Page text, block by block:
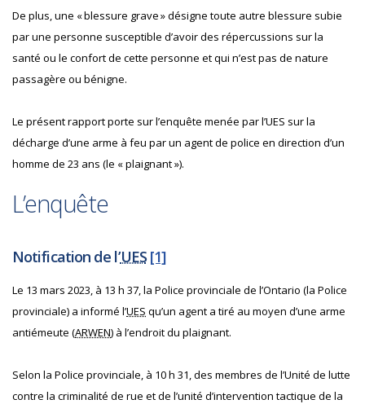
De plus, une « blessure grave » désigne toute autre blessure subie
par une personne susceptible d’avoir des répercussions sur la
santé ou le confort de cette personne et qui n’est pas de nature
passagère ou bénigne.
Le présent rapport porte sur l’enquête menée par l’UES sur la
décharge d’une arme à feu par un agent de police en direction d’un
homme de 23 ans (le « plaignant »).
L’enquête
Notification de l’UES [1]
Le 13 mars 2023, à 13 h 37, la Police provinciale de l’Ontario (la Police
provinciale) a informé l’UES qu’un agent a tiré au moyen d’une arme
antiémeute (ARWEN) à l’endroit du plaignant.
Selon la Police provinciale, à 10 h 31, des membres de l’Unité de lutte
contre la criminalité de rue et de l’unité d’intervention tactique de la